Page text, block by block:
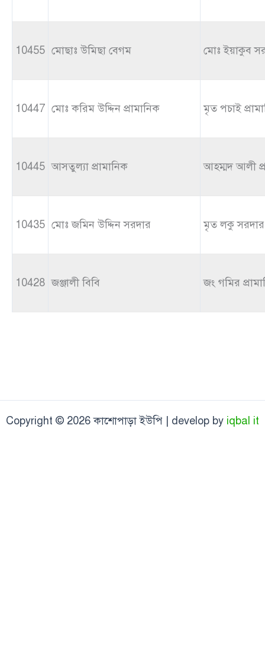
10455 মোছাঃ উমিছা বেগম মোঃ ইয়াকুব
10447 মোঃ করিম উদ্দিন প্রামানিক মৃত পচাই
10445 আসতুল্যা প্রামানিক আহম্মদ আলী
10435 মোঃ জমিন উদ্দিন সরদার মৃত লকু সরদার
10428 জঞ্জালী বিবি জং গমির
Copyright © 2026 কাশোপাড়া ইউপি | develop by iqbal it